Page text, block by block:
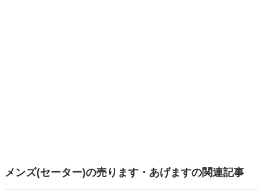
メンズ(セーター)の売ります・あげますの関連記事